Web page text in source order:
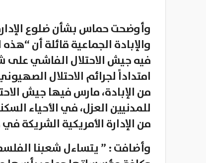
وأوضحت حماس بشأن ضلوع
والإبادة الجماعية قائلة أن
فيه جيش الاحتلال الفاشي على
امتداداً لجرائم الاحتلال
من الإبادة، مارس فيها جيش
للمدنيين العزل، في الأحياء
من الإدارة الأمريكية الشريكة
وأضافت : ” يتساءل شعبنا